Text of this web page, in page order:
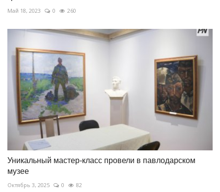
Май 18, 2023 0 260
Уникальный мастер-класс провели в павлодарском
музее
Октябрь 3, 2025 0 82